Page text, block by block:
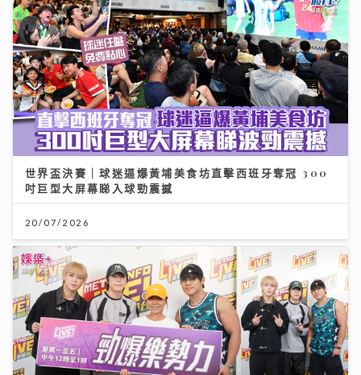
世界盃決賽｜球迷逼爆黃埔美食坊直擊西班牙奪冠 300
吋巨型大屏幕睇入球勁震撼
20/07/2026